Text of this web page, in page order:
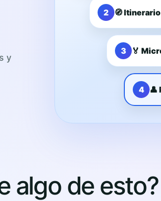
y
2 🧭 Itinerario
3 🏅
4
algo de esto?